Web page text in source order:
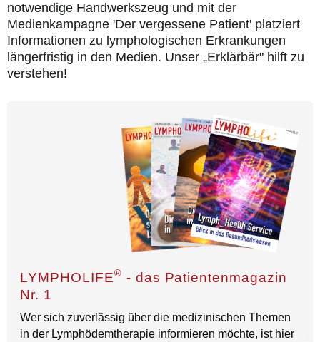
Aktuell
Kontakt
notwendige Handwerkszeug und mit der
Medienkampagne 'Der vergessene Patient' platziert
Informationen zu lymphologischen Erkrankungen
längerfristig in den Medien. Unser „Erklärbär" hilft zu
verstehen!
LYMPHOLIFE® - das Patientenmagazin
Nr. 1
Wer sich zuverlässig über die medizinischen Themen
in der Lymph­ödem­therapie informieren möchte, ist hier